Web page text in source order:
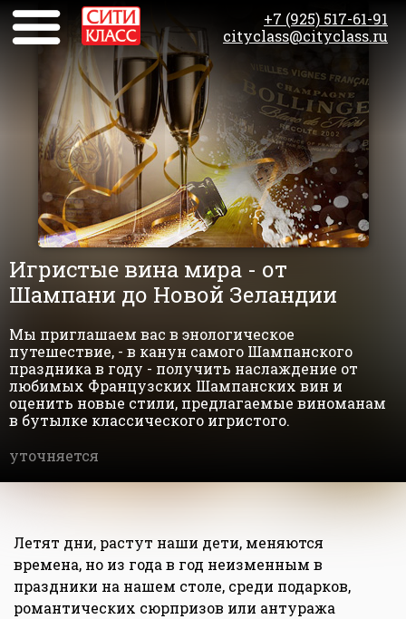
+7 (925) 517-61-91
cityclass@cityclass.ru
Игристые вина мира - от
Шампани до Новой Зеландии
Мы приглашаем вас в энологическое
путешествие, - в канун самого Шампанского
праздника в году - получить наслаждение от
любимых Французских Шампанских вин и
оценить новые стили, предлагаемые виноманам
в бутылке классического игристого.
уточняется
Летят дни, растут наши дети, меняются
времена, но из года в год неизменным в
праздники на нашем столе, среди подарков,
романтических сюрпризов или антуража